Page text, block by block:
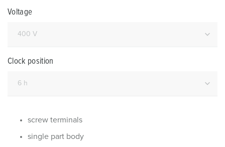
Voltage
Clock position
screw terminals
single part body